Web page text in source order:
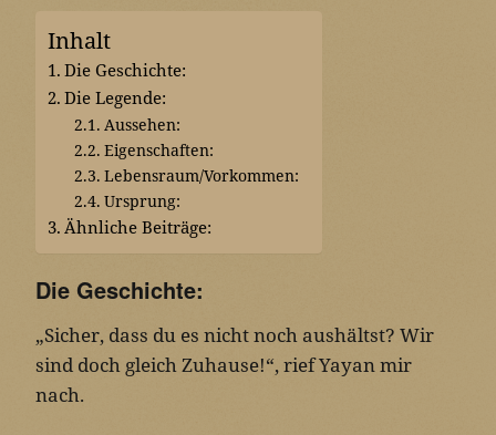
Inhalt
Die Geschichte:
Die Legende:
Aussehen:
Eigenschaften:
Lebensraum/Vorkommen:
Ursprung:
Ähnliche Beiträge:
Die Geschichte:
„Sicher, dass du es nicht noch aushältst? Wir
sind doch gleich Zuhause!“, rief Yayan mir
nach.